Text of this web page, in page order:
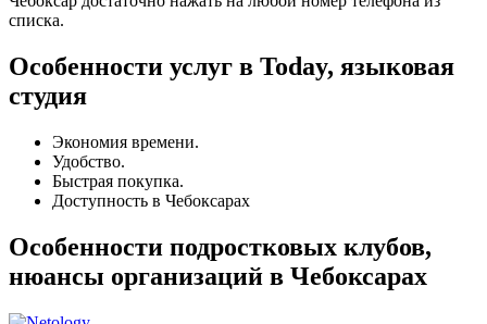
списка.
Особенности услуг в Today, языковая
студия
Экономия времени.
Удобство.
Быстрая покупка.
Доступность в Чебоксарах
Особенности подростковых клубов,
нюансы организаций в Чебоксарах